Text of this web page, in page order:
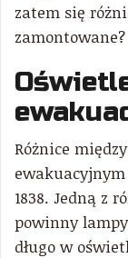
zatem się
zamontowane?
Różnice
1838. Jedną z
powinny
długo w